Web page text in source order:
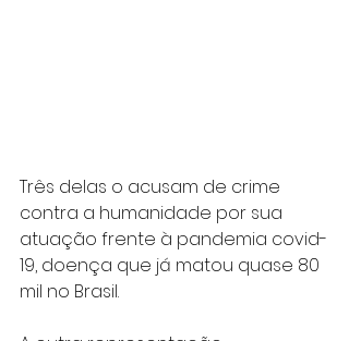
Três delas o acusam de crime
contra a humanidade por sua
atuação frente à pandemia covid-
19, doença que já matou quase 80
mil no Brasil.